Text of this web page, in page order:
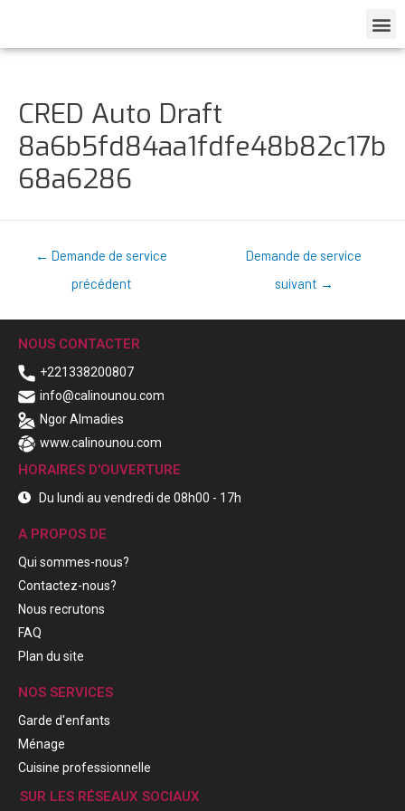
CRED Auto Draft
8a6b5fd84aa1fdfe48b82c17b
68a6286
← Demande de service
précédent
Demande de service
suivant →
NOUS CONTACTER
+221338200807
info@calinounou.com
Ngor Almadies
www.calinounou.com
HORAIRES D'OUVERTURE
Du lundi au vendredi de 08h00 - 17h
A PROPOS DE
Qui sommes-nous?
Contactez-nous?
Nous recrutons
FAQ
Plan du site
NOS SERVICES
Garde d'enfants
Ménage
Cuisine professionnelle
SUR LES RÉSEAUX SOCIAUX